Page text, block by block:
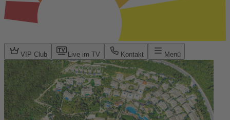
VIP Club Live im TV Kontakt Menü